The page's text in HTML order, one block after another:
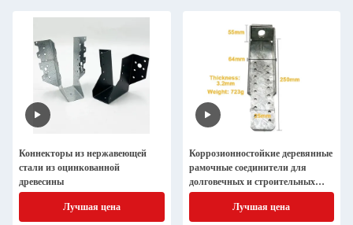
Коннекторы из нержавеющей
стали из оцинкованной
древесины
Лучшая цена
Коррозионностойкие деревянные
рамочные соединители для
долговечных и строительных
соединений
Лучшая цена